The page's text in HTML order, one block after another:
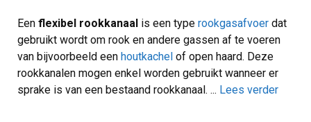
Een flexibel rookkanaal is een type rookgasafvoer dat
gebruikt wordt om rook en andere gassen af te voeren
van bijvoorbeeld een houtkachel of open haard. Deze
rookkanalen mogen enkel worden gebruikt wanneer er
sprake is van een bestaand rookkanaal. ... Lees verder